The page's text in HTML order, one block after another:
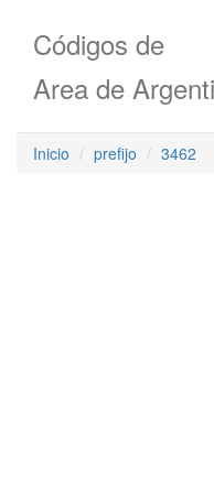
Códigos de
Area de
Inicio prefijo 3462